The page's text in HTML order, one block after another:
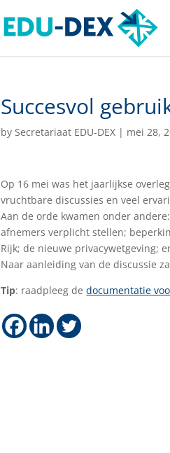
Succesvol
bySecretariaat EDU-DEX | mei 28,
Op 16 mei was het jaarlijkse
vruchtbare discussies en veel
Aan de orde kwamen onder
afnemers verplicht stellen;
Rijk; de nieuwe privacywetgeving;
Naar aanleiding van de discussie
Tip: raadpleeg dedocumentatie